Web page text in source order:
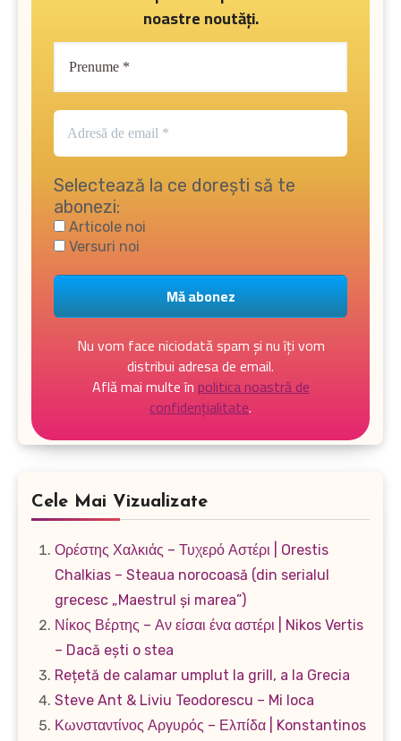
noastre noutăți.
Selectează la ce dorești să te
abonezi:
Articole noi
Versuri noi
Nu vom face niciodată spam și nu îți vom
distribui adresa de email.
Află mai multe în politica noastră de
confidențialitate.
Cele Mai Vizualizate
Ορέστης Χαλκιάς – Τυχερό Αστέρι | Orestis
Chalkias – Steaua norocoasă (din serialul
grecesc „Maestrul și marea”)
Νίκος Βέρτης – Αν είσαι ένα αστέρι | Nikos Vertis
– Dacă ești o stea
Rețetă de calamar umplut la grill, a la Grecia
Steve Ant & Liviu Teodorescu – Mi loca
Κωνσταντίνος Αργυρός – Ελπίδα | Konstantinos